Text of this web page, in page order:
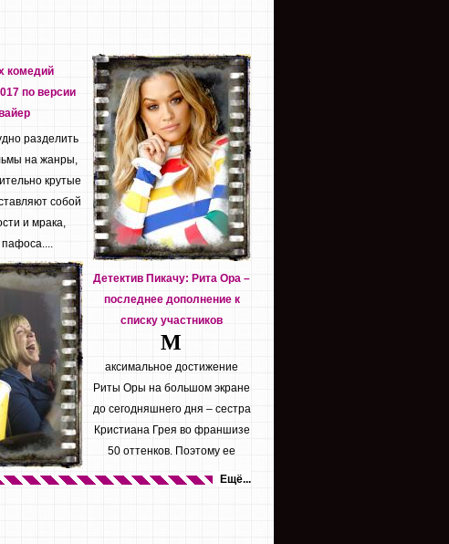
комедий
по версии
разделить
на жанры,
крутые
собой
и мрака,
Детектив Пикачу: Рита Ора –
последнее дополнение к
списку участников
М
аксимальное достижение
Риты Оры на большом экране
до сегодняшнего дня – сестра
Кристиана Грея во франшизе
50 оттенков. Поэтому ее
Ещё...